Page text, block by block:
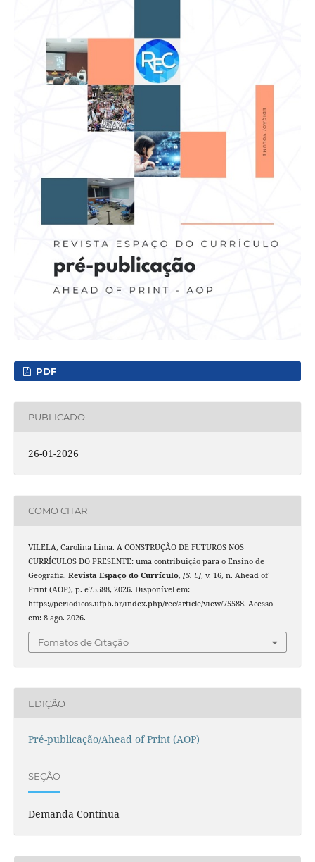
PDF
PUBLICADO
26-01-2026
COMO CITAR
VILELA, Carolina Lima. A CONSTRUÇÃO DE FUTUROS NOS
CURRÍCULOS DO PRESENTE: uma contribuição para o Ensino de
Geografia. Revista Espaço do Currículo, [S. l.], v. 16, n. Ahead of
Print (AOP), p. e75588, 2026. Disponível em:
https://periodicos.ufpb.br/index.php/rec/article/view/75588. Acesso
em: 8 ago. 2026.
Fomatos de Citação
EDIÇÃO
Pré-publicação/Ahead of Print (AOP)
SEÇÃO
Demanda Contínua